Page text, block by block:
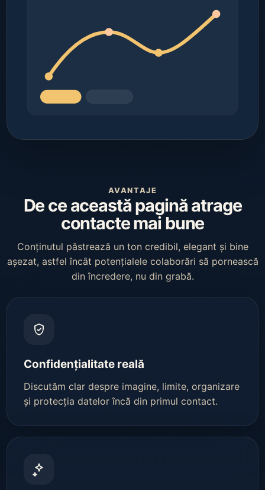
AVANTAJE
De ce această pagină atrage
contacte mai bune
Conținutul păstrează un ton credibil, elegant și bine
așezat, astfel încât potențialele colaborări să pornească
din încredere, nu din grabă.
Confidențialitate reală
Discutăm clar despre imagine, limite, organizare
și protecția datelor încă din primul contact.